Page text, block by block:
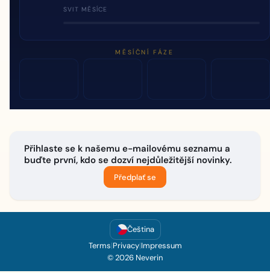
SVIT MĚSÍCE
MĚSÍČNÍ FÁZE
Přihlaste se k našemu e-mailovému seznamu a
buďte první, kdo se dozví nejdůležitější novinky.
Předplať se
Čeština
Terms|Privacy|Impressum
© 2026 Neverin